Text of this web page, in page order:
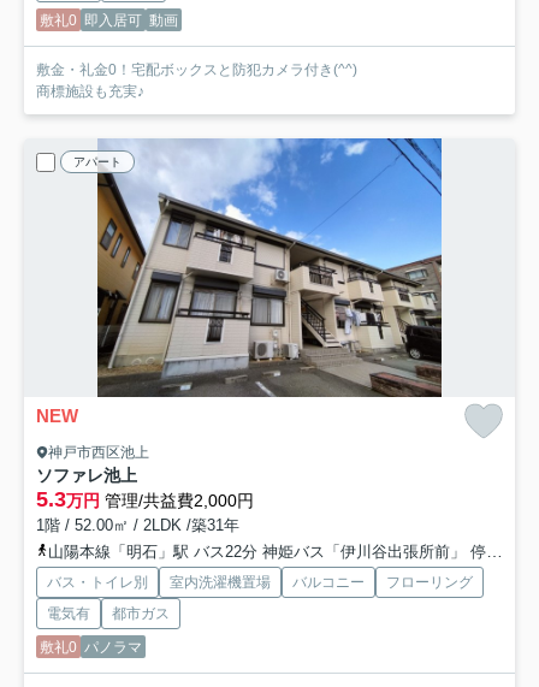
敷礼0 即入居可 動画
敷金・礼金0！宅配ボックスと防犯カメラ付き(^^)
商標施設も充実♪
アパート
NEW
神戸市西区池上
ソファレ池上
5.3万円 管理/共益費2,000円
1階 / 52.00㎡ / 2LDK /築31年
山陽本線「明石」駅 バス22分 神姫バス「伊川谷出張所前」 停歩4分
バス・トイレ別 室内洗濯機置場 バルコニー
フローリング
電気有
都市ガス
敷礼0 パノラマ